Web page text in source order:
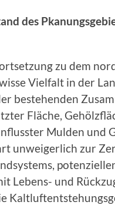
des
zu dem
Vielfalt in der
bestehenden
Fläche,
Mulden und
unweigerlich zur
Lebens- und